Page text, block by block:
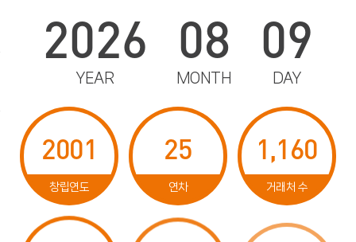
2026
YEAR
08
MONTH
09
DAY
2001
창립연도
25
연차
1,160
거래처 수